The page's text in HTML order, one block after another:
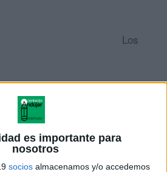
es importante para
nosotros
socios almacenamos y/o accedemos
Los